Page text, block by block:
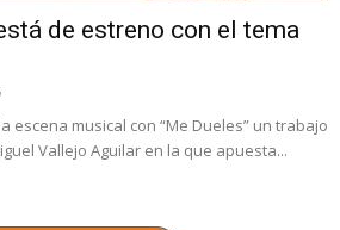
de estreno con el tema
escena musical con “Me Dueles” un trabajo
Vallejo Aguilar en la que apuesta...